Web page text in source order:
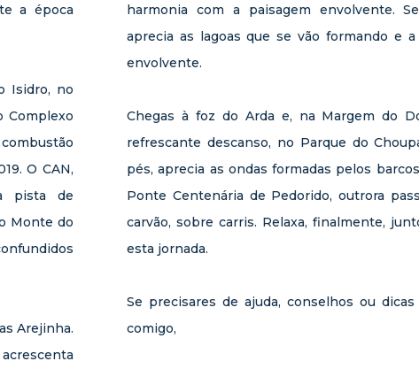
a época
Isidro, no
Complexo
O CAN,
pista de
Monte do
Arejinha.
harmonia com a paisagem envolvente.
aprecia as lagoas que se vão formando e
envolvente.
Chegas à foz do Arda e, na Margem do
refrescante descanso, no Parque do
pés, aprecia as ondas formadas pelos
Ponte Centenária de Pedorido, outrora
carvão, sobre carris. Relaxa, finalmente,
esta jornada.
Se precisares de ajuda, conselhos ou
comigo,